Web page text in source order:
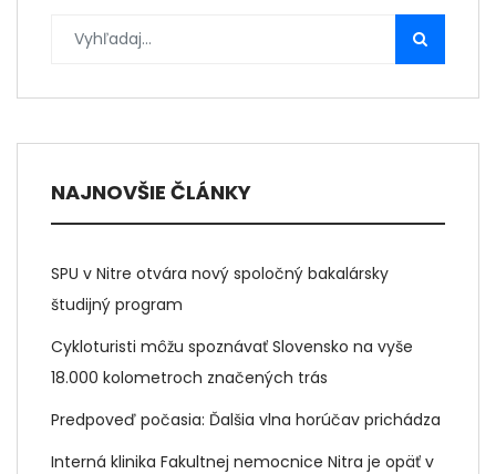
NAJNOVŠIE ČLÁNKY
SPU v Nitre otvára nový spoločný bakalársky
študijný program
Cykloturisti môžu spoznávať Slovensko na vyše
18.000 kolometroch značených trás
Predpoveď počasia: Ďalšia vlna horúčav prichádza
Interná klinika Fakultnej nemocnice Nitra je opäť v